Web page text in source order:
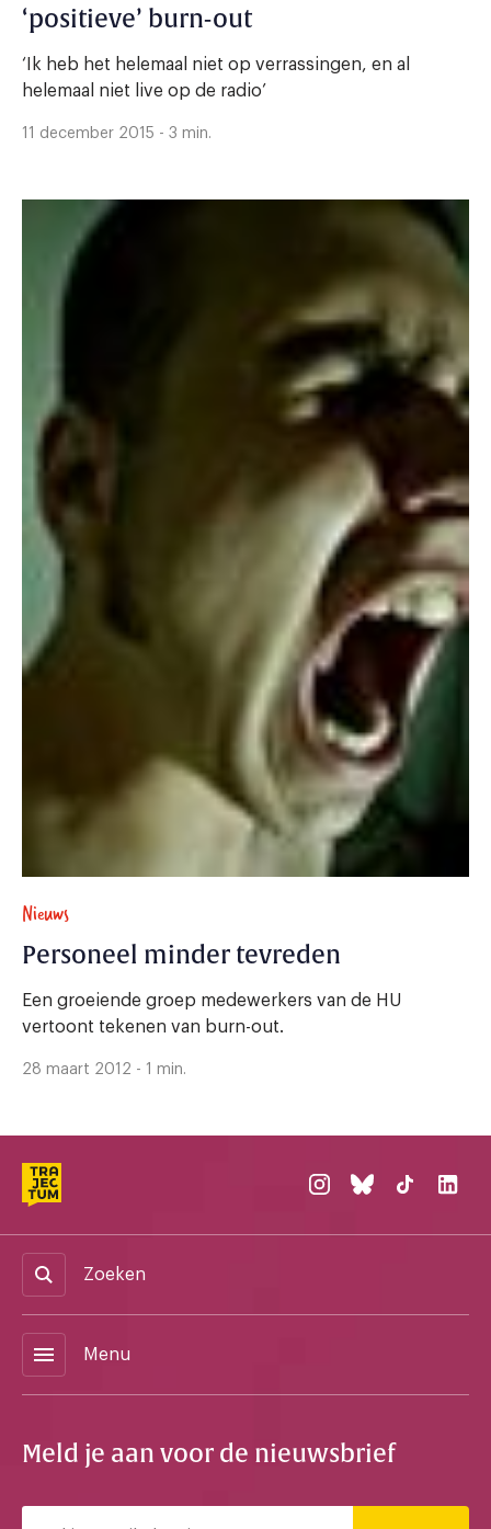
‘positieve’ burn-out
‘Ik heb het helemaal niet op verrassingen, en al
helemaal niet live op de radio’
11 december 2015 - 3 min.
Nieuws
Personeel minder tevreden
Een groeiende groep medewerkers van de HU
vertoont tekenen van burn-out.
28 maart 2012 - 1 min.
Zoeken
menu Menu
Meld je aan voor de nieuwsbrief